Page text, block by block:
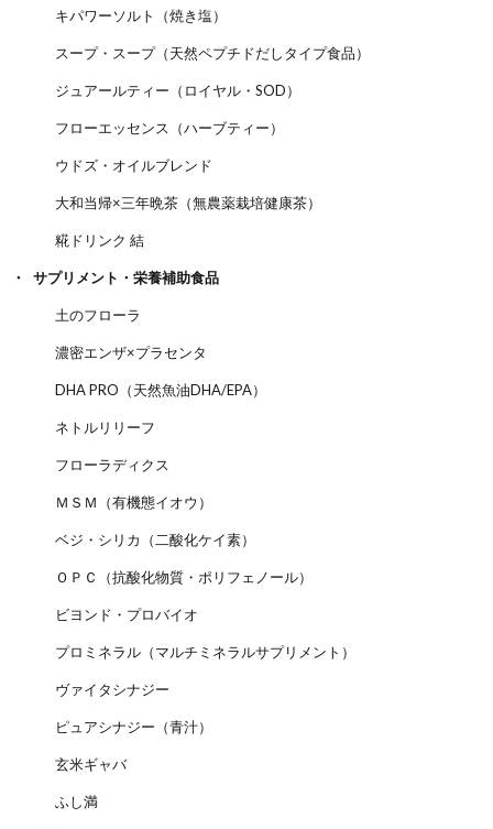
キパワーソルト（焼き塩）
スープ・スープ（天然ペプチドだしタイプ食品）
ジュアールティー（ロイヤル・SOD）
フローエッセンス（ハーブティー）
ウドズ・オイルブレンド
大和当帰×三年晩茶（無農薬栽培健康茶）
糀ドリンク 結
サプリメント・栄養補助食品
土のフローラ
濃密エンザ×プラセンタ
DHA PRO（天然魚油DHA/EPA）
ネトルリリーフ
フローラディクス
ＭＳＭ（有機態イオウ）
ベジ・シリカ（二酸化ケイ素）
ＯＰＣ（抗酸化物質・ポリフェノール）
ビヨンド・プロバイオ
プロミネラル（マルチミネラルサプリメント）
ヴァイタシナジー
ピュアシナジー（青汁）
玄米ギャバ
ふし満